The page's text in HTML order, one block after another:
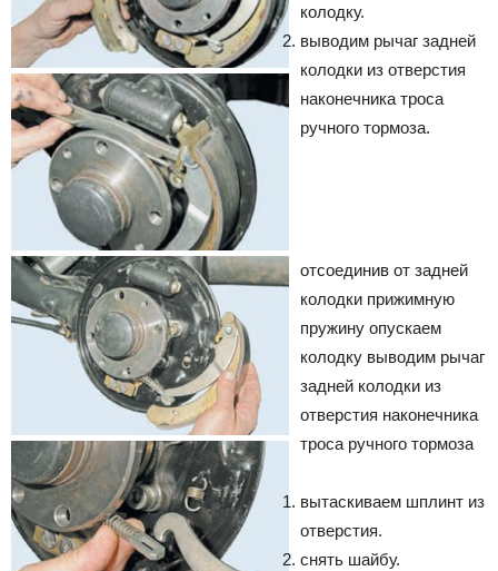
колодку.
выводим рычаг задней
колодки из отверстия
наконечника троса
ручного тормоза.
отсоединив от задней
колодки прижимную
пружину опускаем
колодку выводим рычаг
задней колодки из
отверстия наконечника
троса ручного тормоза
вытаскиваем шплинт из
отверстия.
снять шайбу.